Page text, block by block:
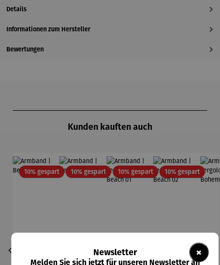
Details
Informationen zum Hersteller
Bewertungen
Kunden kauften auch
10% gespartRabatt10% gespartRabatt10% gespartRabatt10% gespartRabatt
×
Newsletter
Melden Sie sich jetzt für unseren Newsletter an